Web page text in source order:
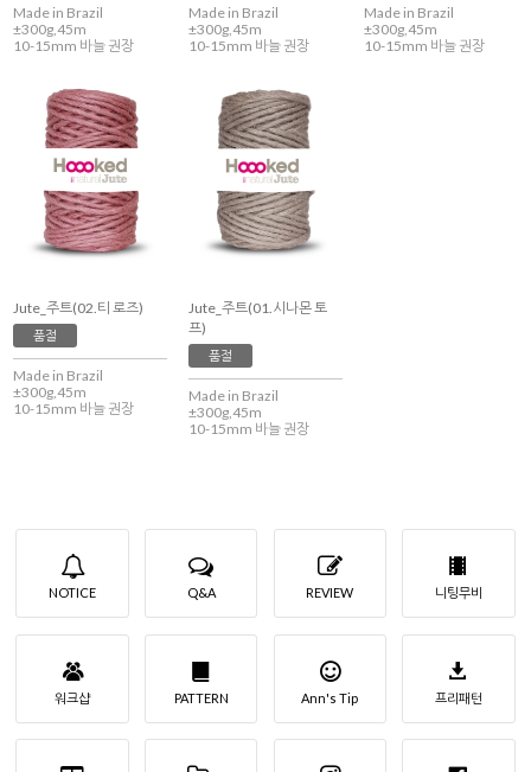
Made in Brazil
±300g,45m
10-15mm 바늘 권장
Made in Brazil
±300g,45m
10-15mm 바늘 권장
Made in Brazil
±300g,45m
10-15mm 바늘 권장
Jute_주트(02.티 로즈)
품절
Made in Brazil
±300g,45m
10-15mm 바늘 권장
Jute_주트(01.시나몬 토
프)
품절
Made in Brazil
±300g,45m
10-15mm 바늘 권장
NOTICE Q&A REVIEW 니팅무비
워크샵 PATTERN Ann's Tip 프리패턴